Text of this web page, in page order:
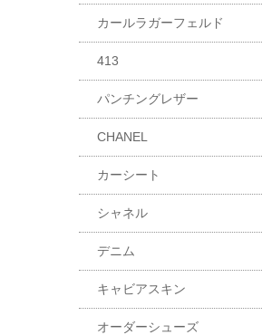
カールラガーフェルド
413
パンチングレザー
CHANEL
カーシート
シャネル
デニム
キャビアスキン
オーダーシューズ